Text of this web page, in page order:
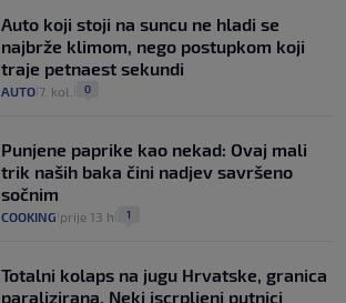
Auto koji stoji na suncu ne hladi se
najbrže klimom, nego postupkom koji
traje petnaest sekundi
AUTO 7. kol. 0
Punjene paprike kao nekad: Ovaj mali
trik naših baka čini nadjev savršeno
sočnim
COOKING prije 13 h 1
Totalni kolaps na jugu Hrvatske, granica
paralizirana. Neki iscrpljeni putnici